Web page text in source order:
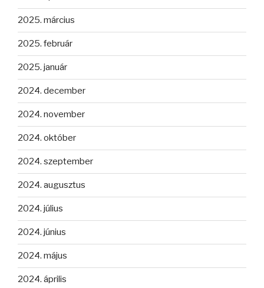
2025. március
2025. február
2025. január
2024. december
2024. november
2024. október
2024. szeptember
2024. augusztus
2024. július
2024. június
2024. május
2024. április